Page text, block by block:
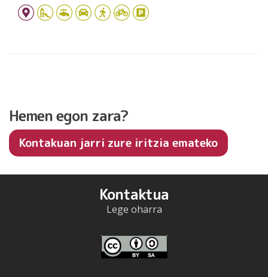
Hemen egon zara?
Kontakuan jarri zure iritzia emateko
Kontaktua
Lege oharra